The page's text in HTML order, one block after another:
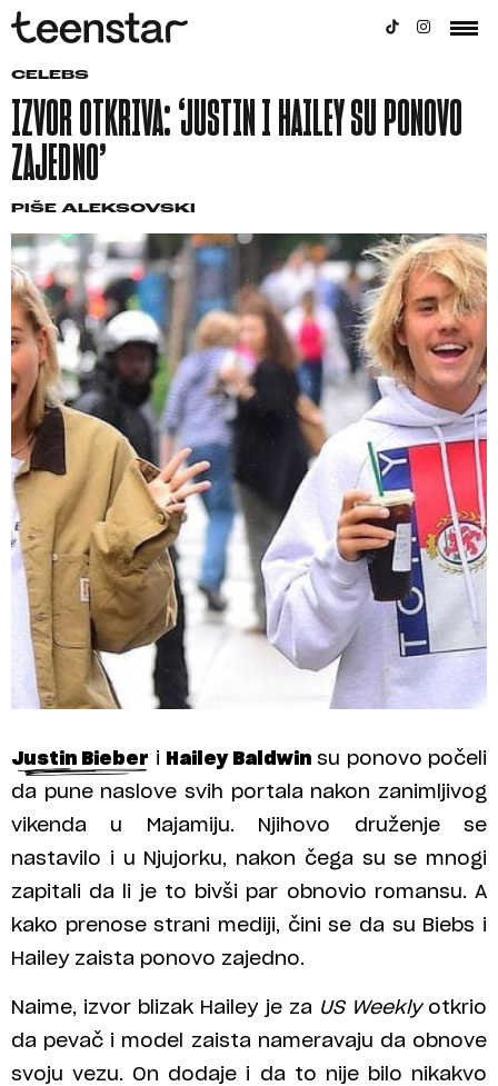
CELEBS
IZVOR OTKRIVA: ‘JUSTIN I HAILEY SU PONOVO
ZAJEDNO’
PIŠE ALEKSOVSKI
Justin Bieber i Hailey Baldwin su ponovo počeli
da pune naslove svih portala nakon zanimljivog
vikenda u Majamiju. Njihovo druženje se
nastavilo i u Njujorku, nakon čega su se mnogi
zapitali da li je to bivši par obnovio romansu. A
kako prenose strani mediji, čini se da su Biebs i
Hailey zaista ponovo zajedno.
Naime, izvor blizak Hailey je za US Weeklyotkrio
da pevač i model zaista nameravaju da obnove
svoju vezu. On dodaje i da to nije bilo nikakvo